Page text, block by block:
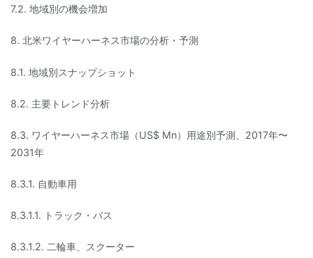
7.2. 地域別の機会増加
8. 北米ワイヤーハーネス市場の分析・予測
8.1. 地域別スナップショット
8.2. 主要トレンド分析
8.3. ワイヤーハーネス市場（US$ Mn）用途別予測、2017年〜
2031年
8.3.1. 自動車用
8.3.1.1. トラック・バス
8.3.1.2. 二輪車、スクーター